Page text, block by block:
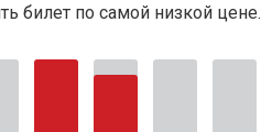
билет по самой низкой цене.